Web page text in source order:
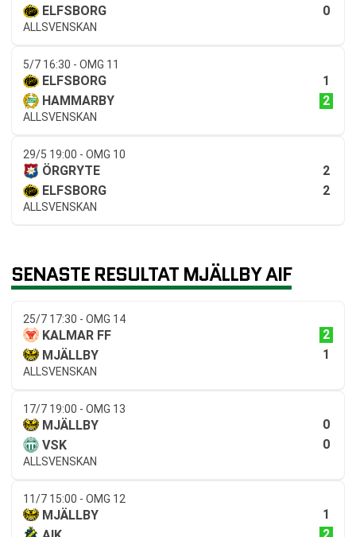
ELFSBORG
0
ALLSVENSKAN
5/7 16:30 - OMG 11
ELFSBORG
1
HAMMARBY
2
ALLSVENSKAN
29/5 19:00 - OMG 10
ÖRGRYTE
2
ELFSBORG
2
ALLSVENSKAN
SENASTE RESULTAT MJÄLLBY AIF
25/7 17:30 - OMG 14
KALMAR FF
2
MJÄLLBY
1
ALLSVENSKAN
17/7 19:00 - OMG 13
MJÄLLBY
0
VSK
0
ALLSVENSKAN
11/7 15:00 - OMG 12
MJÄLLBY
1